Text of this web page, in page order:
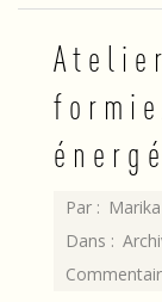
2025-
11-
26
Par :
Dans :